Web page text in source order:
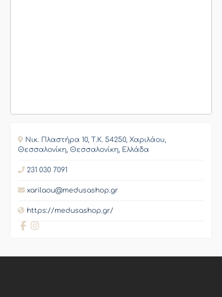
Νικ. Πλαστήρα 10, Τ.Κ. 54250, Χαριλάου,
Θεσσαλονίκη, Θεσσαλονίκη, Ελλάδα
231 030 7091
xarilaou@medusashop.gr
https://medusashop.gr/